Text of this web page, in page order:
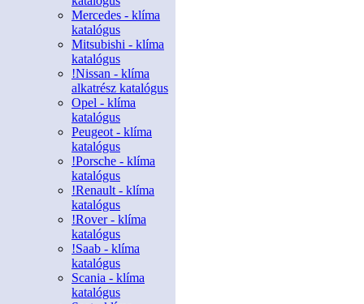
Mercedes - klíma
katalógus
Mitsubishi - klíma
katalógus
!Nissan - klíma
alkatrész katalógus
Opel - klíma
katalógus
Peugeot - klíma
katalógus
!Porsche - klíma
katalógus
!Renault - klíma
katalógus
!Rover - klíma
katalógus
!Saab - klíma
katalógus
Scania - klíma
katalógus